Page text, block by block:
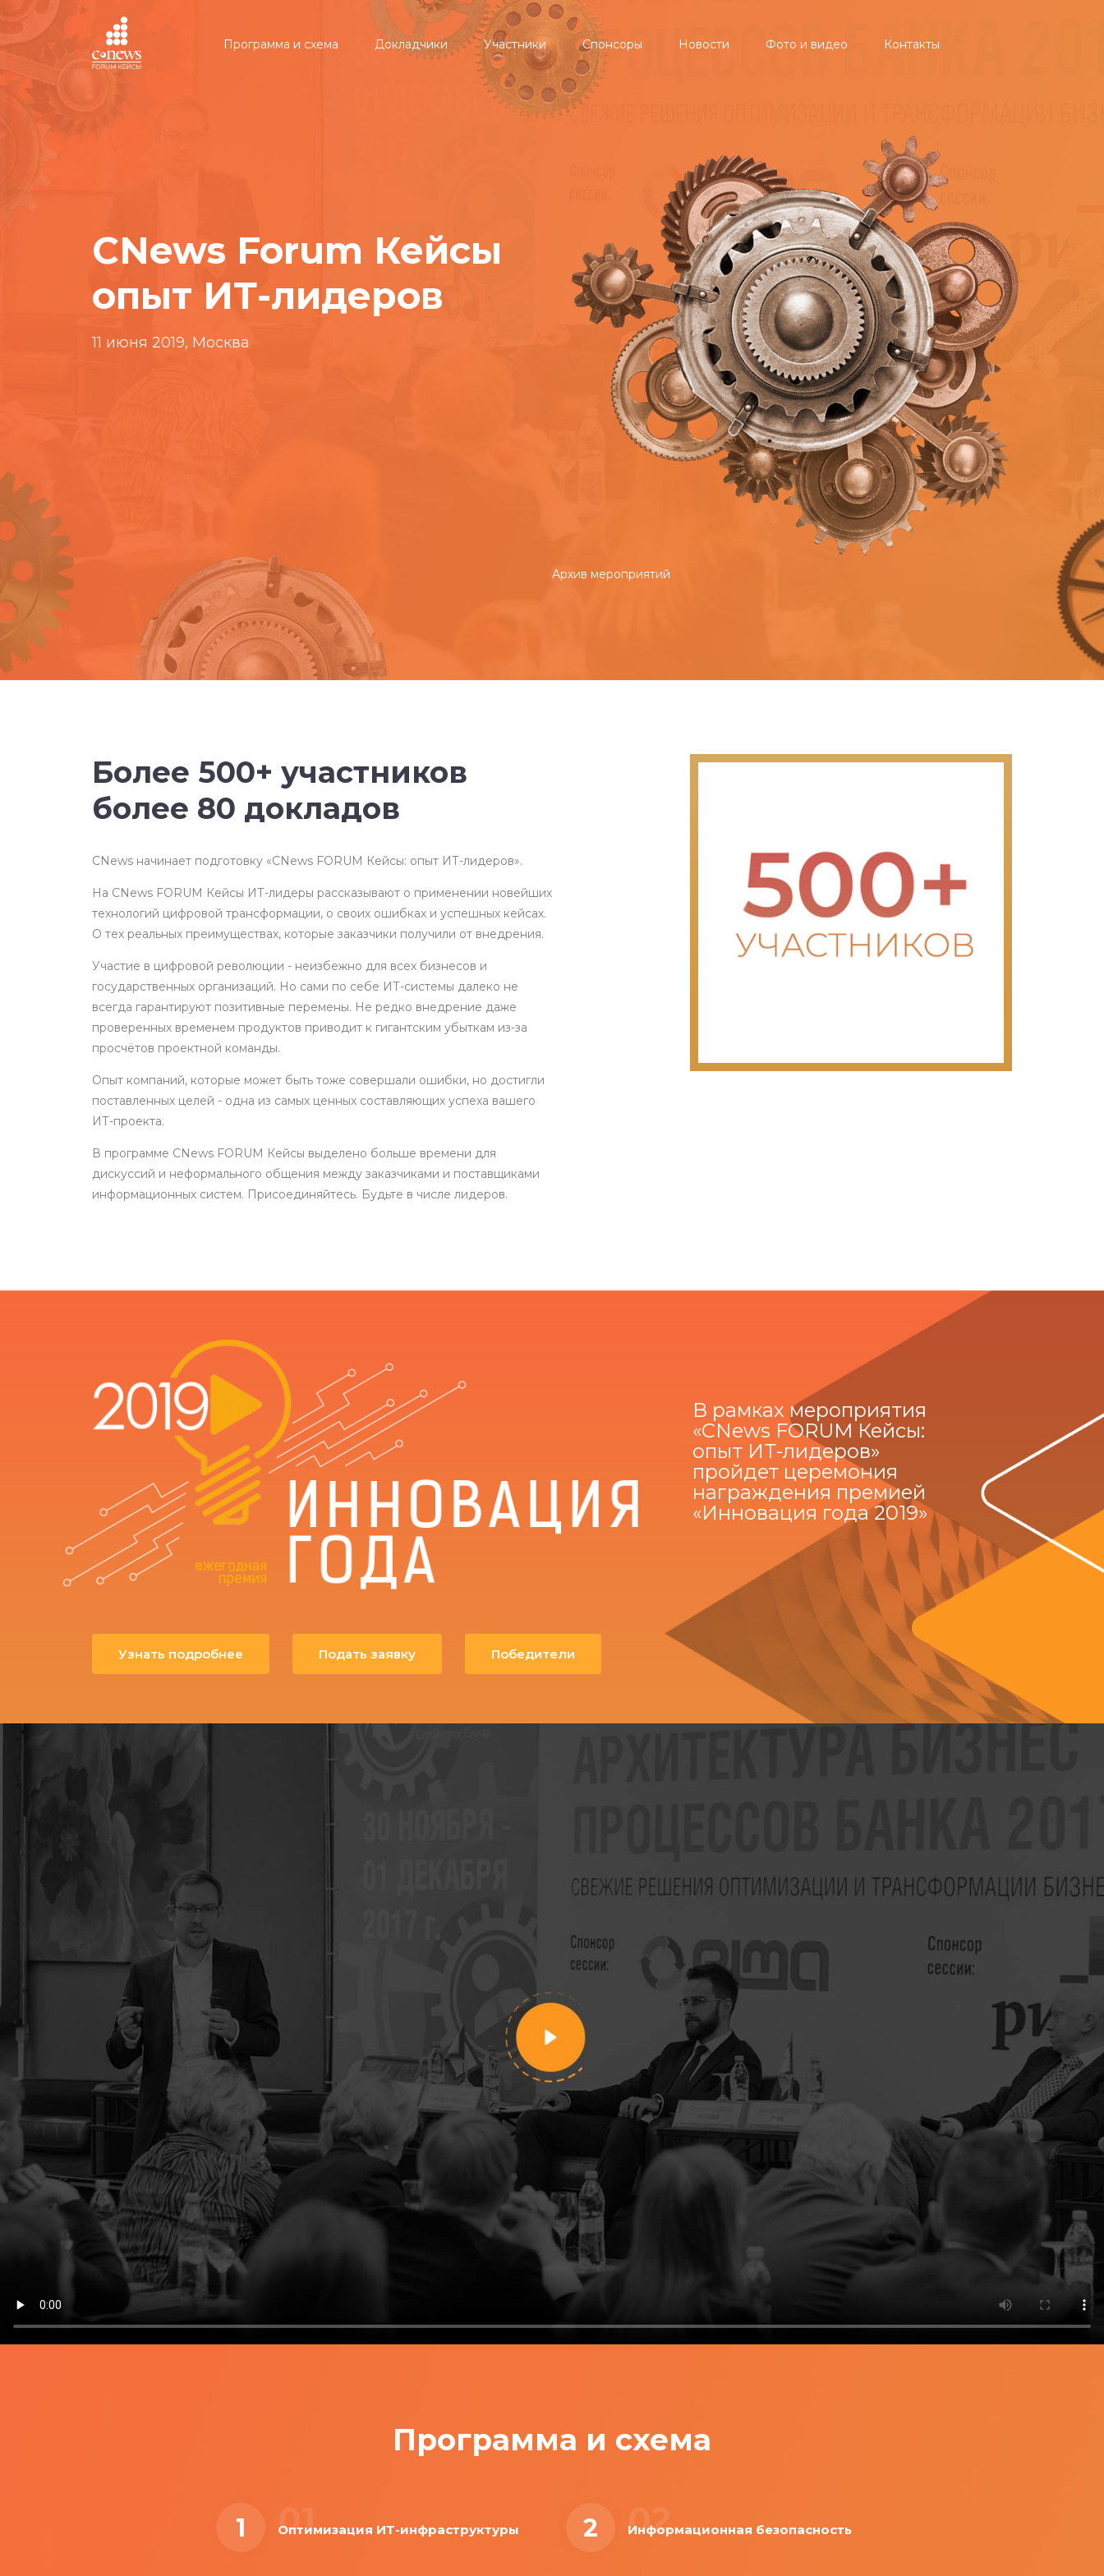
Программа и схема Докладчики Участники Спонсоры Новости Фото и видео Контакты
CNews Forum Кейсы
опыт ИТ-лидеров
11 июня 2019, Москва
Архив мероприятий
Более 500+ участников
более 80 докладов
CNews начинает подготовку «CNews FORUM Кейсы: опыт ИТ-лидеров».
На CNews FORUM Кейсы ИТ-лидеры рассказывают о применении новейших
технологий цифровой трансформации, о своих ошибках и успешных кейсах.
О тех реальных преимуществах, которые заказчики получили от внедрения.
Участие в цифровой революции - неизбежно для всех бизнесов и
государственных организаций. Но сами по себе ИТ-системы далеко не
всегда гарантируют позитивные перемены. Не редко внедрение даже
проверенных временем продуктов приводит к гигантским убыткам из-за
просчётов проектной команды.
Опыт компаний, которые может быть тоже совершали ошибки, но достигли
поставленных целей - одна из самых ценных составляющих успеха вашего
ИТ-проекта.
В программе CNews FORUM Кейсы выделено больше времени для
дискуссий и неформального общения между заказчиками и поставщиками
информационных систем. Присоединяйтесь. Будьте в числе лидеров.
В рамках мероприятия
«CNews FORUM Кейсы:
опыт ИТ-лидеров»
пройдет церемония
награждения премией
«Инновация года 2019»
Узнать подробнее Подать заявку Победители
Программа и схема
1 01
Оптимизация ИТ-инфраструктуры 2 02
Информационная безопасность